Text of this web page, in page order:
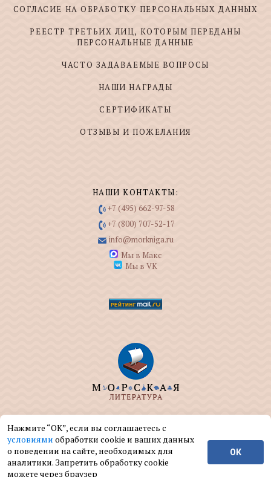
СОГЛАСИЕ НА ОБРАБОТКУ ПЕРСОНАЛЬНЫХ ДАННЫХ
РЕЕСТР ТРЕТЬИХ ЛИЦ, КОТОРЫМ ПЕРЕДАНЫ
ПЕРСОНАЛЬНЫЕ ДАННЫЕ
ЧАСТО ЗАДАВАЕМЫЕ ВОПРОСЫ
НАШИ НАГРАДЫ
СЕРТИФИКАТЫ
ОТЗЫВЫ И ПОЖЕЛАНИЯ
НАШИ КОНТАКТЫ:
+7 (495) 662-97-58
+7 (800) 707-52-17
info@morkniga.ru
Мы в Макс
Мы в VK
ООО "МОРКНИГА" занимается изданием и
реализацией книг на морскую тематику.
© ООО "МОРКНИГА", 2004 — 2026 г.
Нажмите “ОК”, если вы соглашаетесь с
условиями обработки cookie и ваших данных
о поведении на сайте, необходимых для
аналитики. Запретить обработку cookie
можете через браузер
ОК